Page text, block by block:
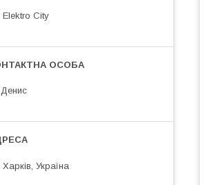
Elektro City
Денис
Харків, Україна